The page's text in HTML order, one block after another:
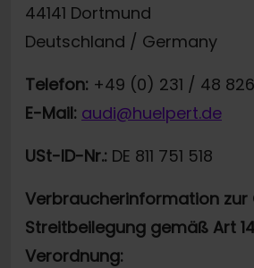
44141 Dortmund
Deutschland / Germany
Telefon: +49 (0) 231 / 48
E-Mail: audi@huelpert.de
USt-ID-Nr.: DE 811 751 518
Verbraucherinformation zur
Streitbeilegung gemäß Art 14
Verordnung: